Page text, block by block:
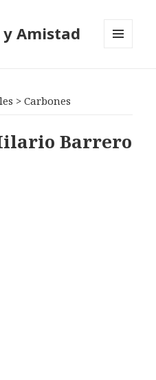
y Amistad
>Carbones
Barrero